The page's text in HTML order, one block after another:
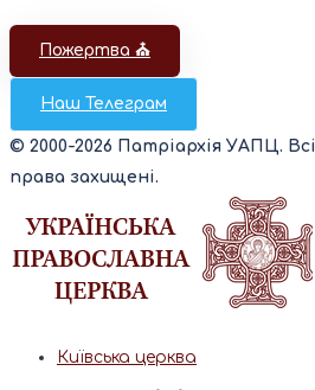
Пожертва ⛪️
Наш Телеграм
© 2000-2026 Патріархія УАПЦ. Всі
права захищені.
Київська церква